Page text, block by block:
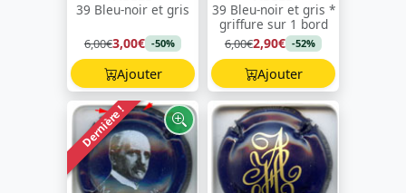
39 Bleu-noir et gris
6,00€3,00€ -50%
Ajouter
39 Bleu-noir et gris *
griffure sur 1 bord
6,00€2,90€ -52%
Ajouter
Dernière !